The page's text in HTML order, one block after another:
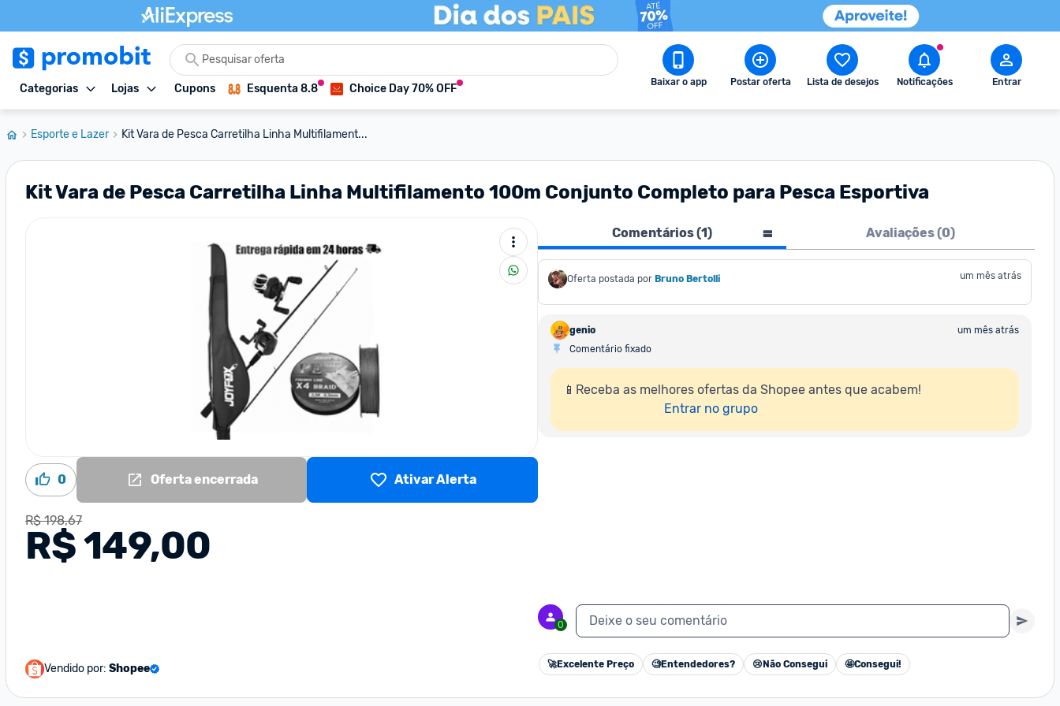
Categorias Lojas Cupons Esquenta 8.8 Choice Day 70% OFF Baixar o app Postar oferta Lista de desejos Notificações Entrar
Esporte e Lazer Kit Vara de Pesca Carretilha Linha Multifilament...
Kit Vara de Pesca Carretilha Linha Multifilamento 100m Conjunto Completo para Pesca Esportiva
0 Oferta encerrada Ativar Alerta
R$ 198,67
R$ 149,00
Vendido por: Shopee
Comentários (1) Avaliações (0)
Oferta postada por Bruno Bertolli um mês atrás
genio
um mês atrás
Comentário fixado
📱Receba as melhores ofertas da Shopee antes que acabem!
Entrar no grupo
0 Deixe o seu comentário
🚀Excelente Preço 🧐Entendedores? 😢 Não Consegui 🤩Consegui!